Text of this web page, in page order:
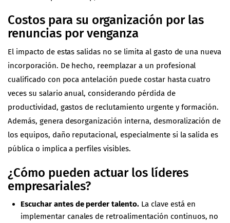
Costos para su organización por las
renuncias por venganza
El impacto de estas salidas no se limita al gasto de una nueva
incorporación. De hecho, reemplazar a un profesional
cualificado con poca antelación puede costar hasta cuatro
veces su salario anual, considerando pérdida de
productividad, gastos de reclutamiento urgente y formación.
Además, genera desorganización interna, desmoralización de
los equipos, daño reputacional, especialmente si la salida es
pública o implica a perfiles visibles.
¿Cómo pueden actuar los líderes
empresariales?
Escuchar antes de perder talento. La clave está en
implementar canales de retroalimentación continuos, no